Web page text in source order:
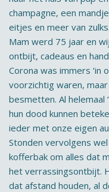
champagne, een
eitjes en meer van zulks.
Mam werd 75 jaar en
ontbijt, cadeaus en
Corona was immers ‘in
voorzichtig waren,
besmetten. Al helemaal
hun dood kunnen
ieder met onze eigen
Stonden vervolgens
kofferbak om alles dat
het verrassingsontbijt.
dat afstand houden, al